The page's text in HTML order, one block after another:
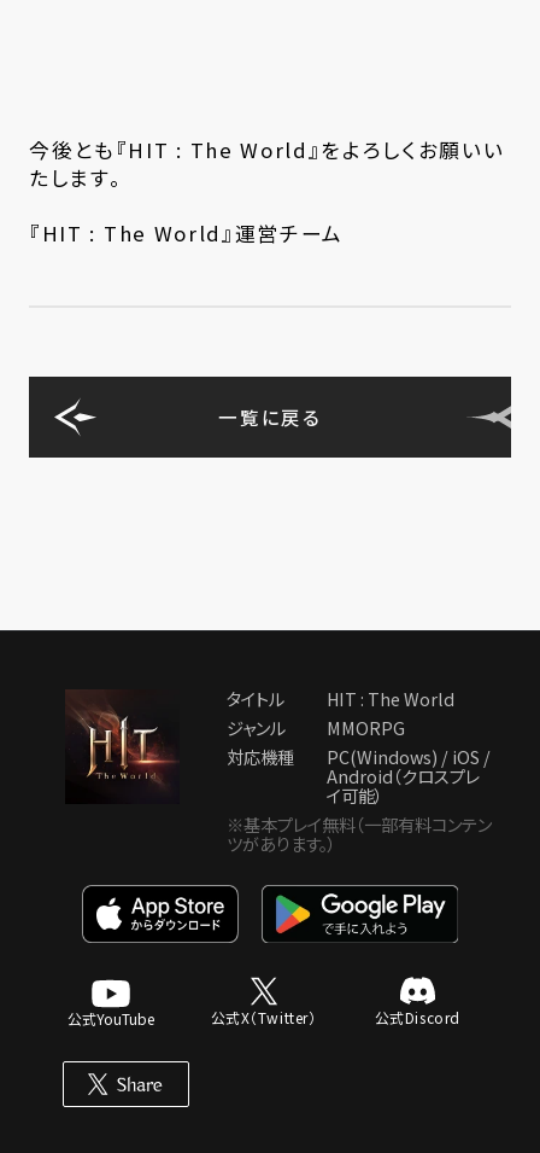
今後とも『HIT : The World』をよろしくお願いい
たします。
『HIT : The World』運営チーム
一覧に戻る
タイトル
HIT : The World
ジャンル
MMORPG
対応機種
PC(Windows) / iOS /
Android（クロスプレ
イ可能）
※基本プレイ無料（一部有料コンテン
ツがあります。）
公式YouTube 公式X（Twitter） 公式Discord